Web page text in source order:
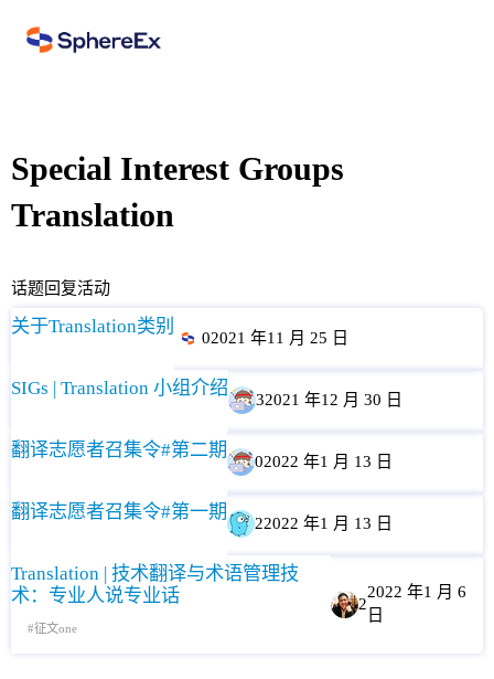
Special Interest Groups
Translation
话题 回复活动
关于Translation类别
02021 年11 月 25 日
SIGs | Translation 小组介绍
32021 年12 月 30 日
翻译志愿者召集令#第二期
02022 年1 月 13 日
翻译志愿者召集令#第一期
22022 年1 月 13 日
Translation | 技术翻译与术语管理技
术：专业人说专业话
征文one
2
2022 年1 月 6
日